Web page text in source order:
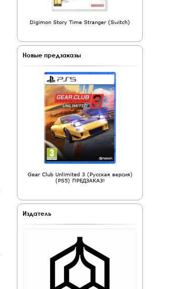
Digimon Story Time Stranger (Switch)
Новые предзаказы
Gear Club Unlimited 3 (Русская версия)
(PS5) ПРЕДЗАКАЗ!
Издатель